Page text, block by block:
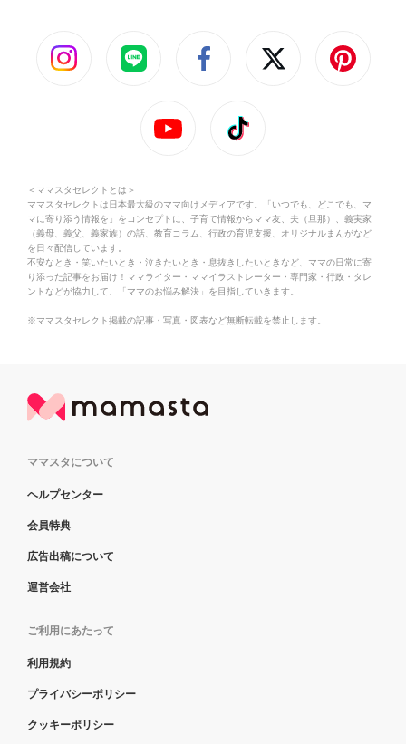
＜ママスタセレクトとは＞
ママスタセレクトは日本最大級のママ向けメディアです。「いつでも、どこでも、マ
マに寄り添う情報を」をコンセプトに、子育て情報からママ友、夫（旦那）、義実家
（義母、義父、義家族）の話、教育コラム、行政の育児支援、オリジナルまんがなど
を日々配信しています。
不安なとき・笑いたいとき・泣きたいとき・息抜きしたいときなど、ママの日常に寄
り添った記事をお届け！ママライター・ママイラストレーター・専門家・行政・タレ
ントなどが協力して、「ママのお悩み解決」を目指していきます。
※ママスタセレクト掲載の記事・写真・図表など無断転載を禁止します。
ママスタについて
ヘルプセンター
会員特典
広告出稿について
運営会社
ご利用にあたって
利用規約
プライバシーポリシー
クッキーポリシー